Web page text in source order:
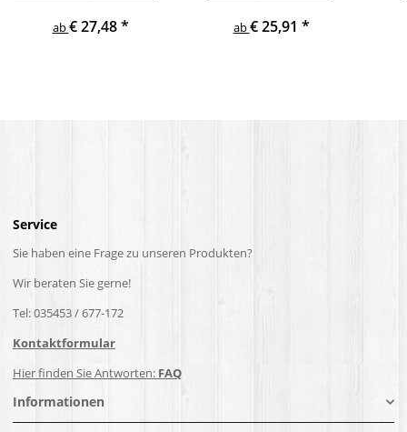
Handlaufhalter
ab€ 27,48*
Handlaufhalter
ab€ 25,91 *
Service
Sie haben eine Frage zu unseren Produkten?
Wir beraten Sie gerne!
Tel: 035453 / 677-172
Kontaktformular
Hier finden Sie Antworten: FAQ
Informationen